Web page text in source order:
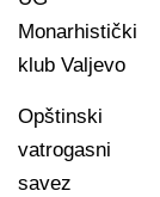
Monarhistički
klub Valjevo
Opštinski
vatrogasni
savez